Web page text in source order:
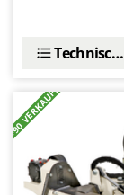
+90 VERKAUFT